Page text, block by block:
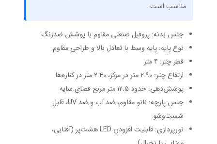
مناسب است.
جنس بدنه: پروفیل صنعتی مقاوم با پوشش ضدزنگ
نوع پایه: پایه وسط با تعادل بالا و طراحی مقاوم
قطر چتر: ۴ متر
ارتفاع چتر: ۲.۹۰ متر در مرکز، ۲.۴۰ متر در کناره‌ها
پوشش‌دهی: حدود ۱۲.۵ متر مربع فضای سایه
جنس پارچه: نانو مقاوم، ضد آب و ضد UV، قابل
شست‌وشو
نورپردازی: قابلیت افزودن LED هشت‌پر (آفتابی،